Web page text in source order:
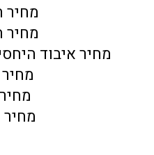
מחיר
מחיר
מחיר איבוד